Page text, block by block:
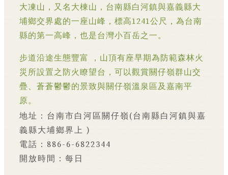
大凍山，又名大棟山，台南縣白河鎮與嘉義縣大
埔鄉交界處的一座山峰，標高1241公尺，為台南
縣的第一高峰，也是台灣小百岳之一。
步道沿途生態豐富 ，山頂有座早期為防範森林火
災所設置之防火瞭望台，可以觀賞關仔嶺群山交
疊、蒼蒼鬱鬱的景致與關仔嶺溫泉區及嘉南平
原。
地址：台南市白河區關仔嶺(台南縣白河鎮與嘉
義縣大埔鄉界上 )
電話：886-6-6822344
開放時間：每日